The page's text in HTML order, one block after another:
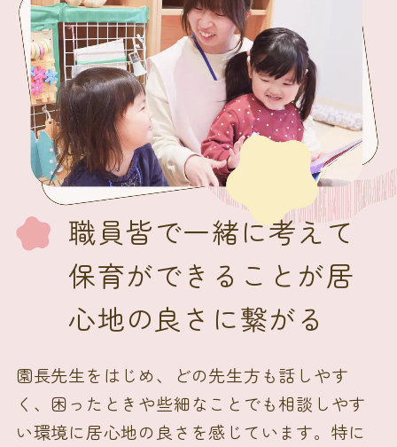
職員皆で一緒に考えて
保育ができることが居
心地の良さに繋がる
園長先生をはじめ、どの先生方も話しやす
く、困ったときや些細なことでも相談しやす
い環境に居心地の良さを感じています。特に